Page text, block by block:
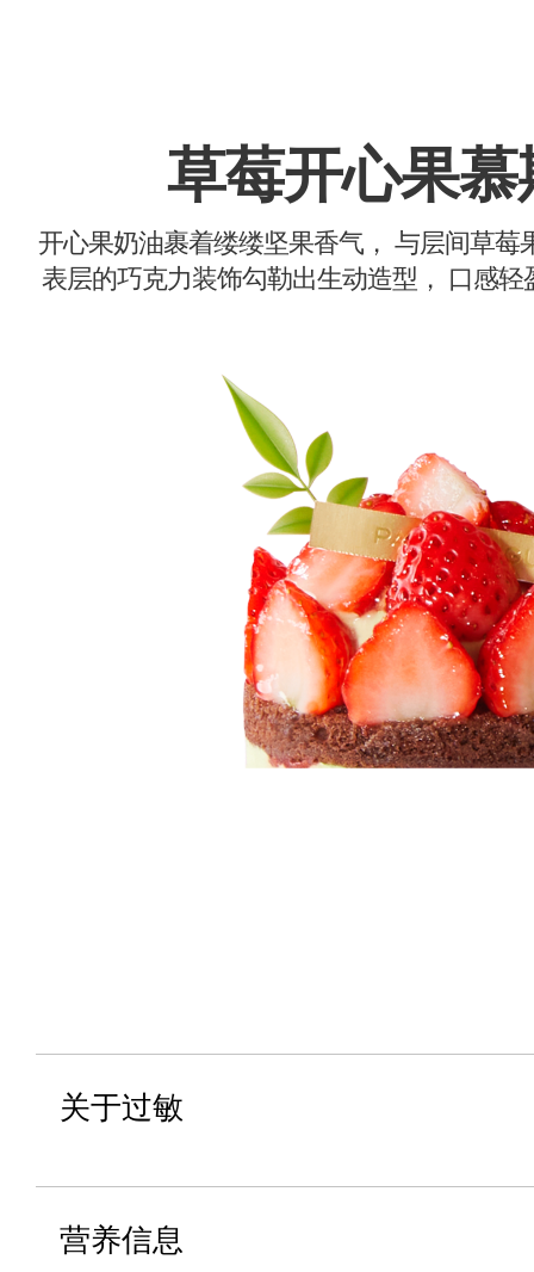
草莓开心果慕
开心果奶油裹着缕缕坚果香气， 与层间草莓
表层的巧克力装饰勾勒出生动造型， 口感
关于过敏
营养信息